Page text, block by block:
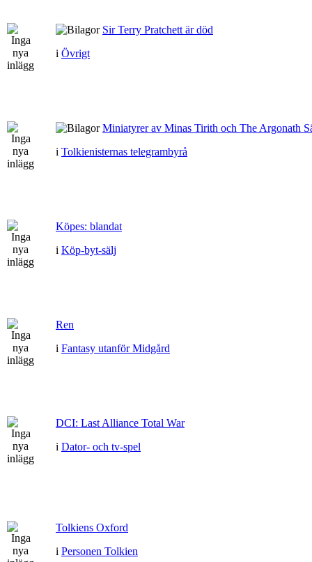
Sir Terry Pratchett är död
i Övrigt
Miniatyrer av Minas Tirith och The Argonath
i Tolkienisternas telegrambyrå
Köpes: blandat
i Köp-byt-sälj
Ren
i Fantasy utanför Midgård
DCI: Last Alliance Total War
i Dator- och tv-spel
Tolkiens Oxford
i Personen Tolkien